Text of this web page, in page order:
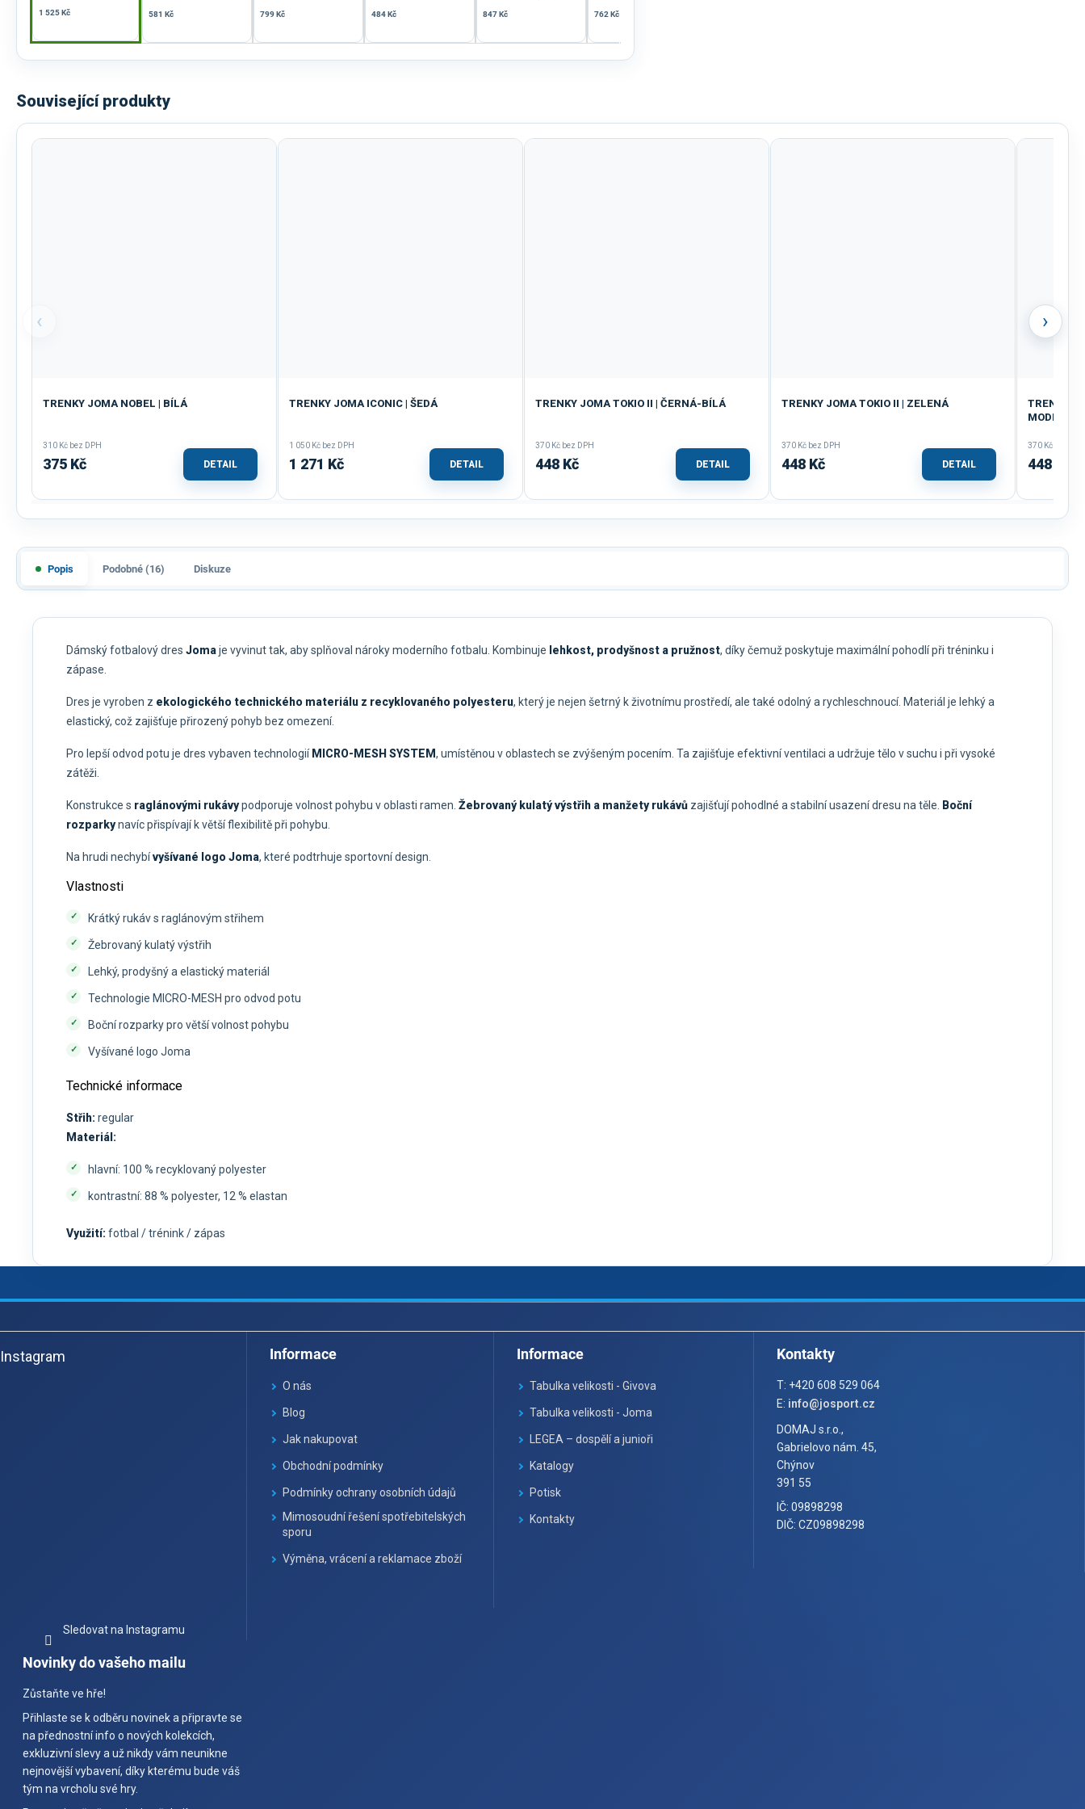
1 525 Kč 581 Kč 799 Kč 484 Kč 847 Kč 762 Kč
Související produkty
‹
TRENKY JOMA NOBEL | BÍLÁ
310 Kč bez DPH
375 Kč DETAIL
TRENKY JOMA ICONIC | ŠEDÁ
1 050 Kč bez DPH
1 271 Kč DETAIL
TRENKY JOMA TOKIO II | ČERNÁ-BÍLÁ
370 Kč bez DPH
448 Kč DETAIL
TRENKY JOMA TOKIO II | ZELENÁ
370 Kč bez DPH
448 Kč DETAIL
TRENKY
MODRÁ
370 Kč bez
448 Kč
›
Popis Podobné (16) Diskuze
Dámský fotbalový dres Jomaje vyvinut tak, aby splňoval nároky moderního fotbalu. Kombinuje lehkost, prodyšnost a pružnost, díky čemuž poskytuje maximální pohodlí při tréninku i
zápase.
Dres je vyroben z ekologického technického materiálu z recyklovaného polyesteru, který je nejen šetrný k životnímu prostředí, ale také odolný a rychleschnoucí. Materiál je lehký a
elastický, což zajišťuje přirozený pohyb bez omezení.
Pro lepší odvod potu je dres vybaven technologií MICRO-MESH SYSTEM, umístěnou v oblastech se zvýšeným pocením. Ta zajišťuje efektivní ventilaci a udržuje tělo v suchu i při vysoké
zátěži.
Konstrukce s raglánovými rukávypodporuje volnost pohybu v oblasti ramen. Žebrovaný kulatý výstřih a manžety rukávů zajišťují pohodlné a stabilní usazení dresu na těle. Boční
rozparkynavíc přispívají k větší flexibilitě při pohybu.
Na hrudi nechybívyšívané logo Joma, které podtrhuje sportovní design.
Vlastnosti
Krátký rukáv s raglánovým střihem
Žebrovaný kulatý výstřih
Lehký, prodyšný a elastický materiál
Technologie MICRO-MESH pro odvod potu
Boční rozparky pro větší volnost pohybu
Vyšívané logo Joma
Technické informace
Střih: regular
Materiál:
hlavní: 100 % recyklovaný polyester
kontrastní: 88 % polyester, 12 % elastan
Využití: fotbal / trénink / zápas
á
pInstagram
Sledovat na Instagramu
Informace
O nás
Blog
Jak nakupovat
Obchodní podmínky
Podmínky ochrany osobních údajů
Mimosoudní řešení spotřebitelských
sporu
Výměna, vrácení a reklamace zboží
Informace
Tabulka velikosti - Givova
Tabulka velikosti - Joma
LEGEA – dospělí a junioři
Katalogy
Potisk
Kontakty
Kontakty
T: +420 608 529 064
E: info@josport.cz
DOMAJ s.r.o.,
Gabrielovo nám. 45,
Chýnov
391 55
IČ: 09898298
DIČ: CZ09898298
Novinky do vašeho mailu
Zůstaňte ve hře!
Přihlaste se k odběru novinek a připravte se
na přednostní info o nových kolekcích,
exkluzivní slevy a už nikdy vám neunikne
nejnovější vybavení, díky kterému bude váš
tým na vrcholu své hry.